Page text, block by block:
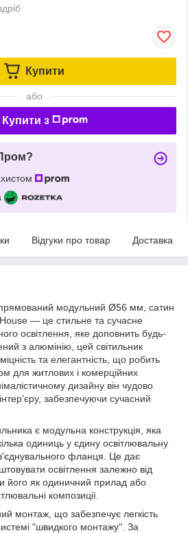
Купити
або
Купити з
Відгуки про товар Доставка
модульний Ø56 мм, сатин
— це стильне та сучасне
освітлення, яке доповнить будь-
з алюмінію, цей світильник
та елегантність, що робить
для житлових і комерційних
дизайну він чудово
інтер'єру, забезпечуючи сучасний
є модульна конструкція, яка
одиниць у єдину освітлювальну
фланця. Це дає
освітлення залежно від
його як одиничний прилад або
композиції.
монтаж, що забезпечує легкість
"швидкого монтажу". За